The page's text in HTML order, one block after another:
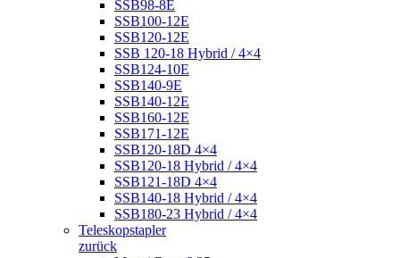
SSB98-8E
SSB100-12E
SSB120-12E
SSB 120-18 Hybrid / 4×4
SSB124-10E
SSB140-9E
SSB140-12E
SSB160-12E
SSB171-12E
SSB120-18D 4×4
SSB120-18 Hybrid / 4×4
SSB121-18D 4×4
SSB140-18 Hybrid / 4×4
SSB180-23 Hybrid / 4×4
Teleskopstapler
zurück